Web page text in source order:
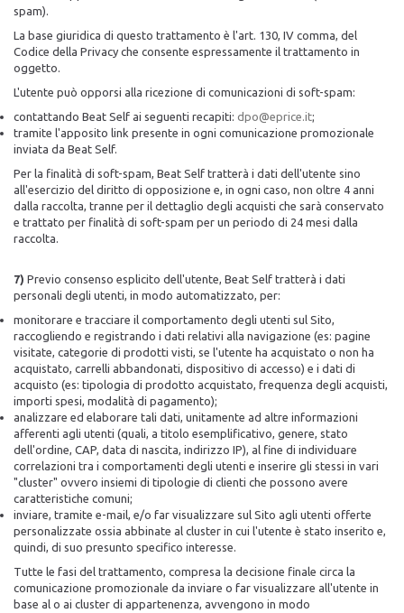
spam).
La base giuridica di questo trattamento è l'art. 130, IV comma, del
Codice della Privacy che consente espressamente il trattamento in
oggetto.
L'utente può opporsi alla ricezione di comunicazioni di soft-spam:
contattando Beat Self ai seguenti recapiti: dpo@eprice.it;
tramite l'apposito link presente in ogni comunicazione promozionale
inviata da Beat Self.
Per la finalità di soft-spam, Beat Self tratterà i dati dell'utente sino
all'esercizio del diritto di opposizione e, in ogni caso, non oltre 4 anni
dalla raccolta, tranne per il dettaglio degli acquisti che sarà conservato
e trattato per finalità di soft-spam per un periodo di 24 mesi dalla
raccolta.
7) Previo consenso esplicito dell'utente, Beat Self tratterà i dati
personali degli utenti, in modo automatizzato, per:
monitorare e tracciare il comportamento degli utenti sul Sito,
raccogliendo e registrando i dati relativi alla navigazione (es: pagine
visitate, categorie di prodotti visti, se l'utente ha acquistato o non ha
acquistato, carrelli abbandonati, dispositivo di accesso) e i dati di
acquisto (es: tipologia di prodotto acquistato, frequenza degli acquisti,
importi spesi, modalità di pagamento);
analizzare ed elaborare tali dati, unitamente ad altre informazioni
afferenti agli utenti (quali, a titolo esemplificativo, genere, stato
dell'ordine, CAP, data di nascita, indirizzo IP), al fine di individuare
correlazioni tra i comportamenti degli utenti e inserire gli stessi in vari
"cluster" ovvero insiemi di tipologie di clienti che possono avere
caratteristiche comuni;
inviare, tramite e-mail, e/o far visualizzare sul Sito agli utenti offerte
personalizzate ossia abbinate al cluster in cui l'utente è stato inserito e,
quindi, di suo presunto specifico interesse.
Tutte le fasi del trattamento, compresa la decisione finale circa la
comunicazione promozionale da inviare o far visualizzare all'utente in
base al o ai cluster di appartenenza, avvengono in modo